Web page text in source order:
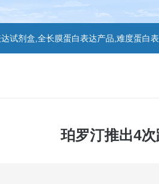
试剂盒,全长膜蛋白表达产品,难度蛋白
珀罗汀推出4